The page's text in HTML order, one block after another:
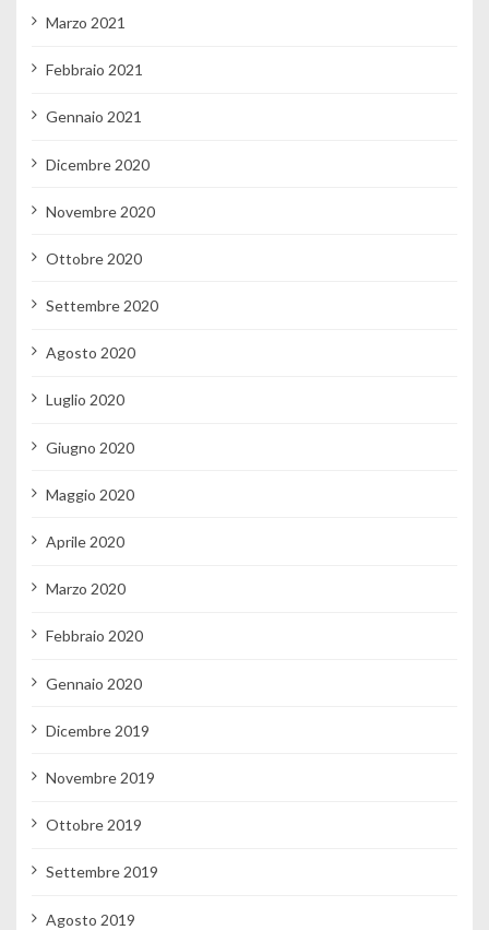
Marzo 2021
Febbraio 2021
Gennaio 2021
Dicembre 2020
Novembre 2020
Ottobre 2020
Settembre 2020
Agosto 2020
Luglio 2020
Giugno 2020
Maggio 2020
Aprile 2020
Marzo 2020
Febbraio 2020
Gennaio 2020
Dicembre 2019
Novembre 2019
Ottobre 2019
Settembre 2019
Agosto 2019